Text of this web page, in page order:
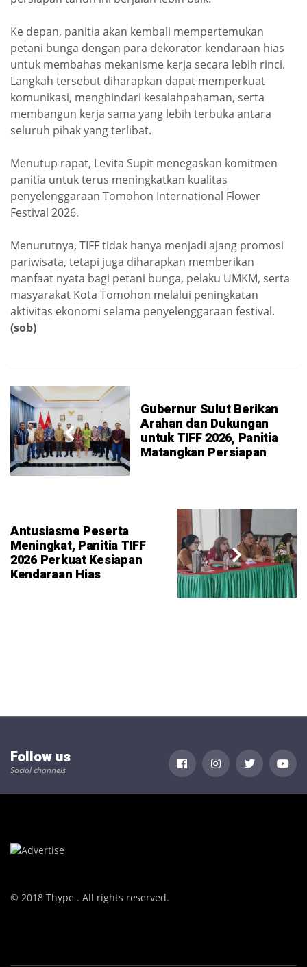
Ke depan, panitia akan kembali mempertemukan
petani bunga dengan para dekorator kendaraan hias
untuk membahas mekanisme kerja secara lebih rinci.
Langkah tersebut diharapkan dapat memperkuat
komunikasi, menghindari kesalahpahaman, serta
membangun kerja sama yang lebih terbuka antara
seluruh pihak yang terlibat.
Menutup rapat, Levita Supit menegaskan komitmen
panitia untuk terus meningkatkan kualitas
penyelenggaraan Tomohon International Flower
Festival 2026.
Menurutnya, TIFF tidak hanya menjadi ajang promosi
pariwisata, tetapi juga diharapkan memberikan
manfaat nyata bagi petani bunga, pelaku UMKM, serta
masyarakat Kota Tomohon melalui peningkatan
aktivitas ekonomi selama penyelenggaraan festival.
(sob)
Gubernur Sulut Berikan
Arahan dan Dukungan
untuk TIFF 2026, Panitia
Matangkan Persiapan
Antusiasme Peserta
Meningkat, Panitia TIFF
2026 Perkuat Kesiapan
Kendaraan Hias
Follow us
Social channels
© 2018 Thype . All rights reserved.